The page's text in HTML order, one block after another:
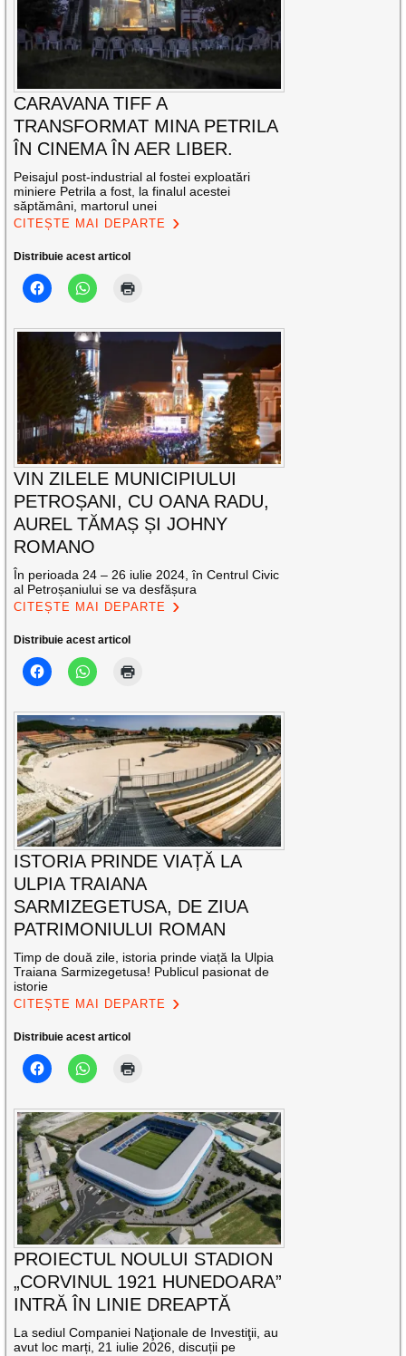
CARAVANA TIFF A
TRANSFORMAT MINA PETRILA
ÎN CINEMA ÎN AER LIBER.
Peisajul post-industrial al fostei exploatări
miniere Petrila a fost, la finalul acestei
săptămâni, martorul unei
CITEȘTE MAI DEPARTE
Distribuie acest articol
VIN ZILELE MUNICIPIULUI
PETROȘANI, CU OANA RADU,
AUREL TĂMAȘ ȘI JOHNY
ROMANO
În perioada 24 – 26 iulie 2024, în Centrul Civic
al Petroșaniului se va desfășura
CITEȘTE MAI DEPARTE
Distribuie acest articol
ISTORIA PRINDE VIAȚĂ LA
ULPIA TRAIANA
SARMIZEGETUSA, DE ZIUA
PATRIMONIULUI ROMAN
Timp de două zile, istoria prinde viață la Ulpia
Traiana Sarmizegetusa! Publicul pasionat de
istorie
CITEȘTE MAI DEPARTE
Distribuie acest articol
PROIECTUL NOULUI STADION
„CORVINUL 1921 HUNEDOARA”
INTRĂ ÎN LINIE DREAPTĂ
La sediul Companiei Naţionale de Investiţii, au
avut loc marți, 21 iulie 2026, discuții pe